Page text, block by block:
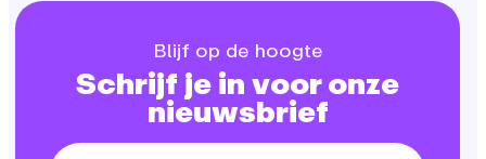
Blijf op de hoogte
Schrijf je in voor onze
nieuwsbrief